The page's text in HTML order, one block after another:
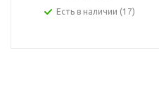
Есть в наличии (17)